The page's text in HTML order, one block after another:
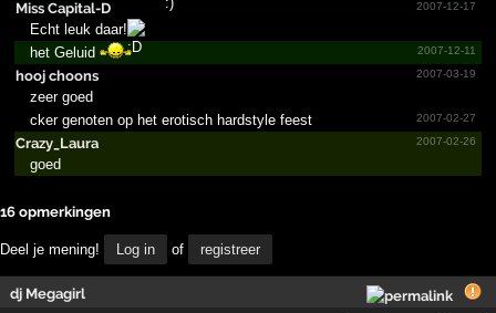
Miss Capital-D
2007-12-17
Echt leuk daar!
2007-12-11
het Geluid
hooj choons
2007-03-19
zeer goed
2007-02-27
cker genoten op het erotisch hardstyle feest
Crazy_Laura
2007-02-26
goed
16 opmerkingen
Deel je mening! Log in of registreer
dj Megagirl